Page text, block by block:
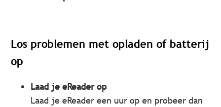
Los problemen met opladen of batterij
op
Laad je eReader op
Laad je eReader een uur op en probeer dan